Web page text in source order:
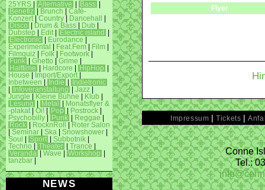
25YRS Alternative Bass
Benefiz
Brunch
Café-
Konzert
Country Dancehall
Disco
Drum & Bass Dub
Dubstep
Edit Electric island
Electronic
Eurodance
Experimental
Feat.Fem Film
Filmquiz
Folk Footwork
Funk
Ghetto Grime
Halftime
Hardcore HipHop
House
Import/Export
Inbetween
Indie
Indietronic
Infoveranstaltung Jazz
Jungle
Kleine Bühne Klub
Lesung
Metal
Monatsflyer &
-plakat
Oi! Pop Postrock
Psychobilly
Punk Reggae
Rock
RocknRoll
Roter Salon
Seminar Ska Snowshower
Soul
Sport Subbotnik
Techno
Theater Trance
Veranda
Wave Workshop
tanzbar
NEWS
Flyer
Impressum |Tickets |
Conne
Tel.: